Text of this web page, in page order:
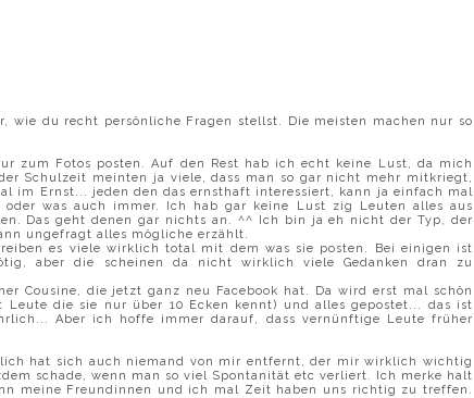
wie du recht persönliche Fragen stellst. Die meisten machen nur so
zum Fotos posten. Auf den Rest hab ich echt keine Lust, da mich
Schulzeit meinten ja viele, dass man so gar nicht mehr mitkriegt,
im Ernst... jeden den das ernsthaft interessiert, kann ja einfach mal
oder was auch immer. Ich hab gar keine Lust zig Leuten alles aus
Das geht denen gar nichts an. ^^ Ich bin ja eh nicht der Typ, der
ungefragt alles mögliche erzählt.
es viele wirklich total mit dem was sie posten. Bei einigen ist
aber die scheinen da nicht wirklich viele Gedanken dran zu
Cousine, die jetzt ganz neu Facebook hat. Da wird erst mal schön
Leute die sie nur über 10 Ecken kennt) und alles gepostet... das ist
Aber ich hoffe immer darauf, dass vernünftige Leute früher
hat sich auch niemand von mir entfernt, der mir wirklich wichtig
schade, wenn man so viel Spontanität etc verliert. Ich merke halt
meine Freundinnen und ich mal Zeit haben uns richtig zu treffen.